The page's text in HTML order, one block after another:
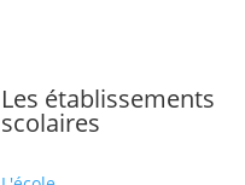
Les établissements
scolaires